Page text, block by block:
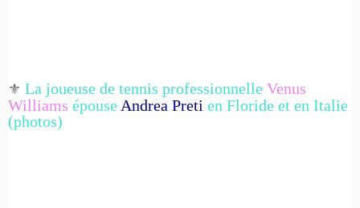
⚜️ La joueuse de tennis professionnelle Venus
Williams épouse Andrea Preti en Floride et en Italie
(photos)